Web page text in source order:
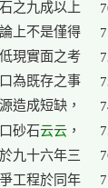
之九成以上
上不是僅得
現實面之考
為既存之事
造成短缺，
砂石云云，
九十六年三
工程於同年